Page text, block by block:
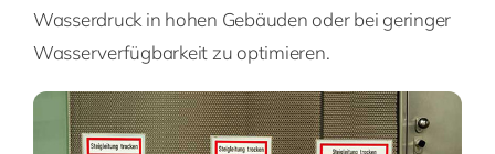
Wasserdruck in hohen Gebäuden oder bei geringer
Wasserverfügbarkeit zu optimieren.